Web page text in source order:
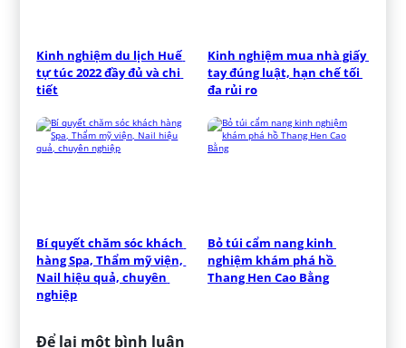
Kinh nghiệm du lịch Huế
tự túc 2022 đầy đủ và chi
tiết
Kinh nghiệm mua nhà giấy
tay đúng luật, hạn chế tối
đa rủi ro
Bí quyết chăm sóc khách
hàng Spa, Thẩm mỹ viện,
Nail hiệu quả, chuyên
nghiệp
Bỏ túi cẩm nang kinh
nghiệm khám phá hồ
Thang Hen Cao Bằng
Để lại một bình luận